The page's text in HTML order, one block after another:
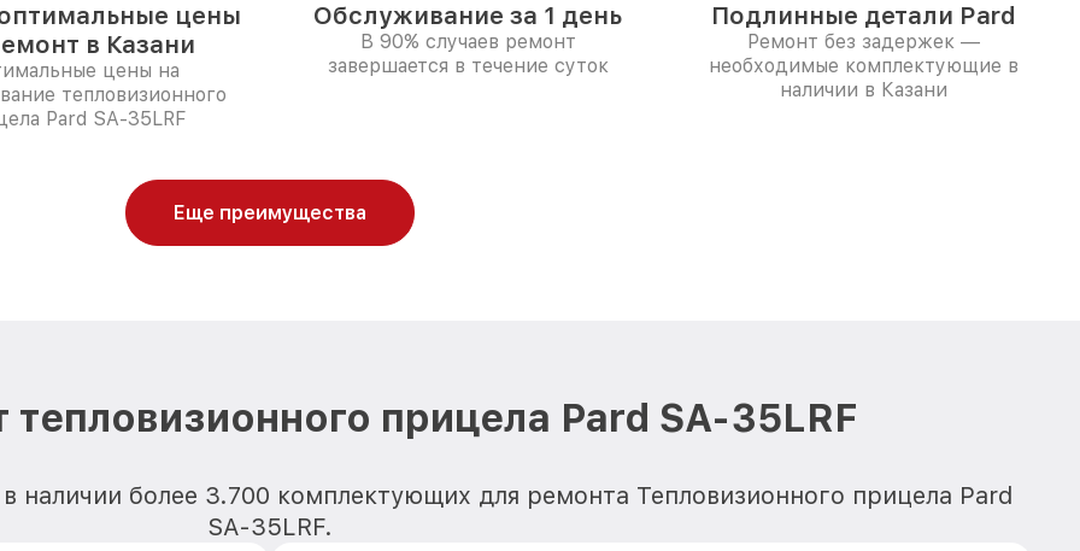
цены
в Казани
цены на
тепловизионного
Pard SA-35LRF
Обслуживание за 1 день
В 90% случаев ремонт
завершается в течение суток
Подлинные детали Pard
Ремонт без задержек —
необходимые комплектующие в
наличии в Казани
Еще преимущества
прицела Pard SA-35LRF
наличии более 3.700 комплектующих для ремонта Тепловизионного прицела Pard
SA-35LRF.